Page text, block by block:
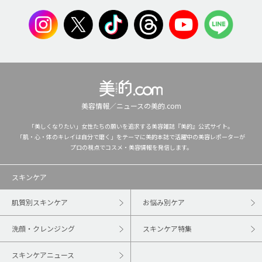
美容情報／ニュースの美的.com
「美しくなりたい」女性たちの願いを追求する美容雑誌『美的』公式サイト。
「肌・心・体のキレイは自分で磨く」をテーマに美的本誌で活躍中の美容レポーターが
プロの視点でコスメ・美容情報を発信します。
スキンケア
肌質別スキンケア お悩み別ケア
洗顔・クレンジング スキンケア特集
スキンケアニュース